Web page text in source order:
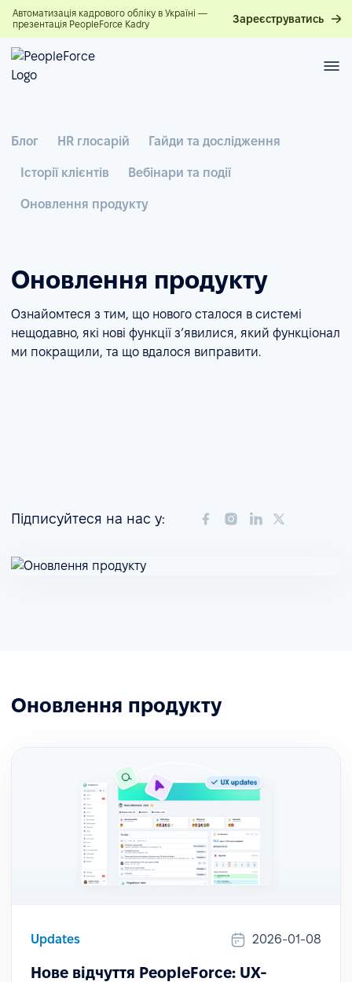
Автоматизація кадрового обліку в Україні —
презентація PeopleForce Kadry
Зареєструватись
Блог HR глосарій Гайди та дослідження
Історії клієнтів Вебінари та події
Оновлення продукту
Оновлення продукту
Ознайомтеся з тим, що нового сталося в системі
нещодавно, які нові функції з’явилися, який функціонал
ми покращили, та що вдалося виправити.
Підписуйтеся на нас у:
Оновлення продукту
Updates 2026-01-08
Нове відчуття PeopleForce: UX-